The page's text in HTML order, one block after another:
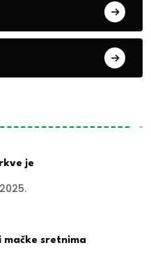
je
mačke sretnima